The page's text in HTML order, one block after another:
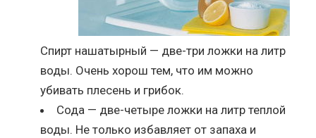
Спирт нашатырный — две-три ложки на литр
воды. Очень хорош тем, что им можно
убивать плесень и грибок.
Сода — две-четыре ложки на литр теплой
воды. Не только избавляет от запаха и